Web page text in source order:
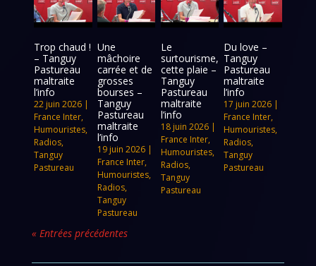
Trop chaud !
– Tanguy
Pastureau
maltraite
l’info
22 juin 2026 |
France Inter,
Humouristes,
Radios,
Tanguy
Pastureau
Une
mâchoire
carrée et de
grosses
bourses –
Tanguy
Pastureau
maltraite
l’info
19 juin 2026|
France Inter,
Humouristes,
Radios,
Tanguy
Pastureau
Le
surtourisme,
cette plaie –
Tanguy
Pastureau
maltraite
l’info
18 juin 2026|
France Inter,
Humouristes,
Radios,
Tanguy
Pastureau
Du love –
Tanguy
Pastureau
maltraite
l’info
17 juin 2026 |
France Inter,
Humouristes,
Radios,
Tanguy
Pastureau
« Entrées précédentes